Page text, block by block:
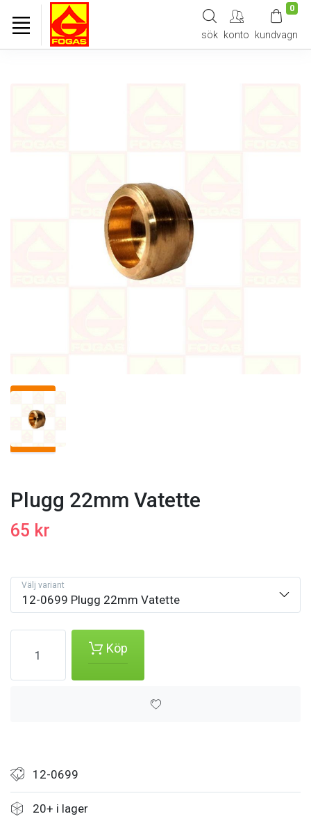
sök konto
0
kundvagn
Plugg 22mm Vatette
65 kr
12-0699 Plugg 22mm Vatette
Välj variant
Köp
12-0699
20+ i lager